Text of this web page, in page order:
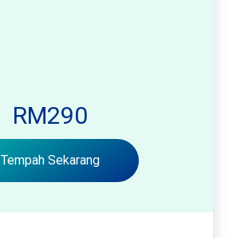
RM290
Tempah Sekarang